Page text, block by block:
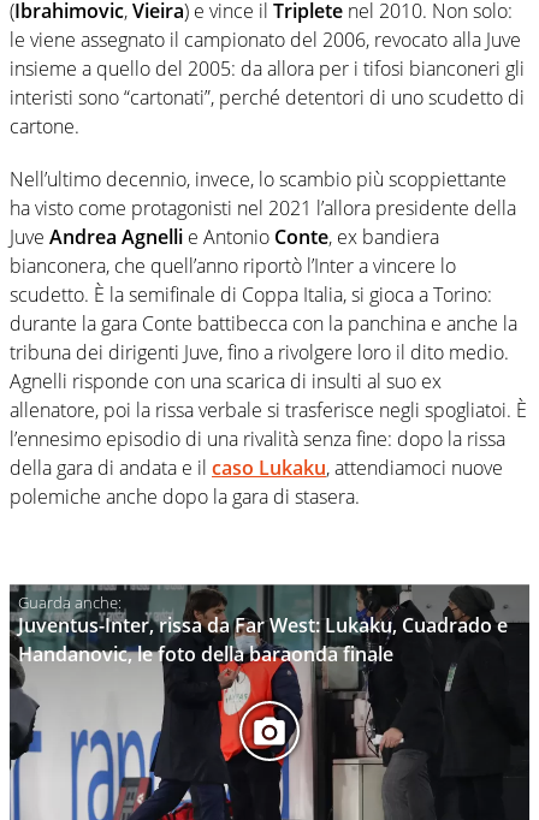
(Ibrahimovic,Vieira) e vince il Triplete nel 2010. Non solo:
le viene assegnato il campionato del 2006, revocato alla Juve
insieme a quello del 2005: da allora per i tifosi bianconeri gli
interisti sono “cartonati”, perché detentori di uno scudetto di
cartone.
Nell’ultimo decennio, invece, lo scambio più scoppiettante
ha visto come protagonisti nel 2021 l’allora presidente della
Juve Andrea Agnelli e Antonio Conte, ex bandiera
bianconera, che quell’anno riportò l’Inter a vincere lo
scudetto. È la semifinale di Coppa Italia, si gioca a Torino:
durante la gara Conte battibecca con la panchina e anche la
tribuna dei dirigenti Juve, fino a rivolgere loro il dito medio.
Agnelli risponde con una scarica di insulti al suo ex
allenatore, poi la rissa verbale si trasferisce negli spogliatoi. È
l’ennesimo episodio di una rivalità senza fine: dopo la rissa
della gara di andata e il caso Lukaku, attendiamoci nuove
polemiche anche dopo la gara di stasera.
Juventus-Inter, rissa da Far West: Lukaku, Cuadrado e
Handanovic, le foto della baraonda finale